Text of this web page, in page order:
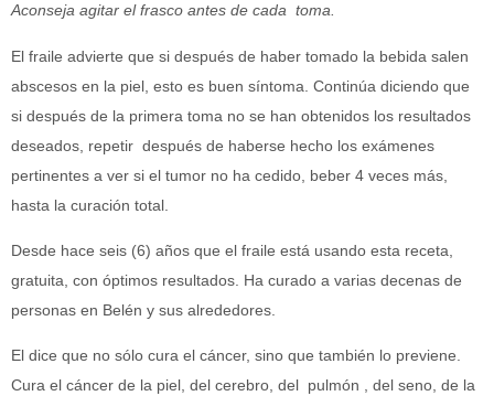
Aconseja agitar el frasco antes de cada toma.
El fraile advierte que si después de haber tomado la bebida salen
abscesos en la piel, esto es buen síntoma. Continúa diciendo que
si después de la primera toma no se han obtenidos los resultados
deseados, repetir después de haberse hecho los exámenes
pertinentes a ver si el tumor no ha cedido, beber 4 veces más,
hasta la curación total.
Desde hace seis (6) años que el fraile está usando esta receta,
gratuita, con óptimos resultados. Ha curado a varias decenas de
personas en Belén y sus alrededores.
El dice que no sólo cura el cáncer, sino que también lo previene.
Cura el cáncer de la piel, del cerebro, del pulmón , del seno, de la